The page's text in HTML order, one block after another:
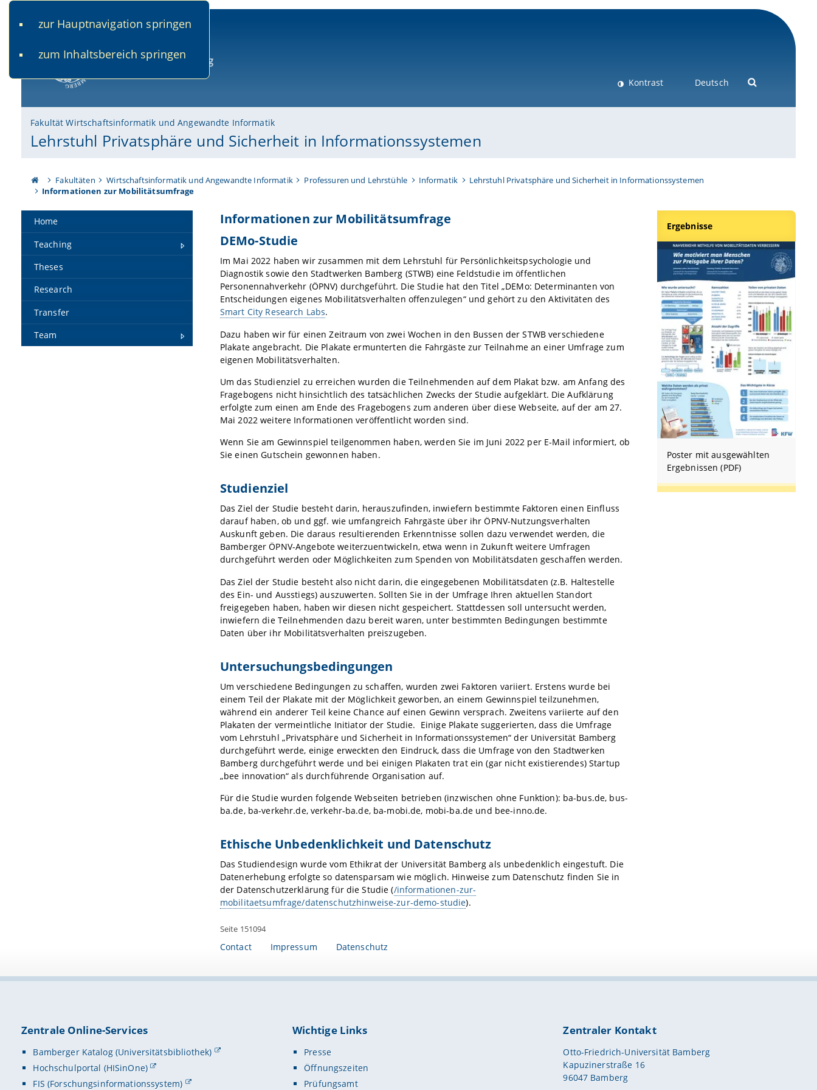
zur Hauptnavigation springen
zum Inhaltsbereich springen
Kontrast Deutsch
Fakultät Wirtschaftsinformatik und Angewandte Informatik
Lehrstuhl Privatsphäre und Sicherheit in Informationssystemen
Fakultäten Wirtschaftsinformatik und Angewandte Informatik Professuren und Lehrstühle Informatik
Lehrstuhl Privatsphäre und Sicherheit in Informationssystemen
Informationen zur Mobilitätsumfrage
Home
Teaching
Theses
Research
Transfer
Team
Informationen zur Mobilitätsumfrage
DEMo-Studie
Im Mai 2022 haben wir zusammen mit dem Lehrstuhl für Persönlichkeitspsychologie und
Diagnostik sowie den Stadtwerken Bamberg (STWB) eine Feldstudie im öffentlichen
Personennahverkehr (ÖPNV) durchgeführt. Die Studie hat den Titel „DEMo: Determinanten von
Entscheidungen eigenes Mobilitätsverhalten offenzulegen“ und gehört zu den Aktivitäten des
Smart City Research Labs.
Dazu haben wir für einen Zeitraum von zwei Wochen in den Bussen der STWB verschiedene
Plakate angebracht. Die Plakate ermunterten die Fahrgäste zur Teilnahme an einer Umfrage zum
eigenen Mobilitätsverhalten.
Um das Studienziel zu erreichen wurden die Teilnehmenden auf dem Plakat bzw. am Anfang des
Fragebogens nicht hinsichtlich des tatsächlichen Zwecks der Studie aufgeklärt. Die Aufklärung
erfolgte zum einen am Ende des Fragebogens zum anderen über diese Webseite, auf der am 27.
Mai 2022 weitere Informationen veröffentlicht worden sind.
Wenn Sie am Gewinnspiel teilgenommen haben, werden Sie im Juni 2022 per E-Mail informiert, ob
Sie einen Gutschein gewonnen haben.
Studienziel
Das Ziel der Studie besteht darin, herauszufinden, inwiefern bestimmte Faktoren einen Einfluss
darauf haben, ob und ggf. wie umfangreich Fahrgäste über ihr ÖPNV-Nutzungsverhalten
Auskunft geben. Die daraus resultierenden Erkenntnisse sollen dazu verwendet werden, die
Bamberger ÖPNV-Angebote weiterzuentwickeln, etwa wenn in Zukunft weitere Umfragen
durchgeführt werden oder Möglichkeiten zum Spenden von Mobilitätsdaten geschaffen werden.
Das Ziel der Studie besteht also nicht darin, die eingegebenen Mobilitätsdaten (z.B. Haltestelle
des Ein- und Ausstiegs) auszuwerten. Sollten Sie in der Umfrage Ihren aktuellen Standort
freigegeben haben, haben wir diesen nicht gespeichert. Stattdessen soll untersucht werden,
inwiefern die Teilnehmenden dazu bereit waren, unter bestimmten Bedingungen bestimmte
Daten über ihr Mobilitätsverhalten preiszugeben.
Untersuchungsbedingungen
Um verschiedene Bedingungen zu schaffen, wurden zwei Faktoren variiert. Erstens wurde bei
einem Teil der Plakate mit der Möglichkeit geworben, an einem Gewinnspiel teilzunehmen,
während ein anderer Teil keine Chance auf einen Gewinn versprach. Zweitens variierte auf den
Plakaten der vermeintliche Initiator der Studie. Einige Plakate suggerierten, dass die Umfrage
vom Lehrstuhl „Privatsphäre und Sicherheit in Informationssystemen“ der Universität Bamberg
durchgeführt werde, einige erweckten den Eindruck, dass die Umfrage von den Stadtwerken
Bamberg durchgeführt werde und bei einigen Plakaten trat ein (gar nicht existierendes) Startup
„bee innovation“ als durchführende Organisation auf.
Für die Studie wurden folgende Webseiten betrieben (inzwischen ohne Funktion): ba-bus.de, bus-
ba.de, ba-verkehr.de, verkehr-ba.de, ba-mobi.de, mobi-ba.de und bee-inno.de.
Ethische Unbedenklichkeit und Datenschutz
Das Studiendesign wurde vom Ethikrat der Universität Bamberg als unbedenklich eingestuft. Die
Datenerhebung erfolgte so datensparsam wie möglich. Hinweise zum Datenschutz finden Sie in
der Datenschutzerklärung für die Studie (/informationen-zur-
mobilitaetsumfrage/datenschutzhinweise-zur-demo-studie).
Ergebnisse
Poster mit ausgewählten
Ergebnissen (PDF)
Seite 151094
Contact Impressum Datenschutz
Zentrale Online-Services
Bamberger Katalog (Universitätsbibliothek)
Hochschulportal (HISinOne)
FIS (Forschungsinformationssystem)
Wichtige Links
Presse
Öffnungszeiten
Prüfungsamt
Zentraler Kontakt
Otto-Friedrich-Universität Bamberg
Kapuzinerstraße 16
96047 Bamberg